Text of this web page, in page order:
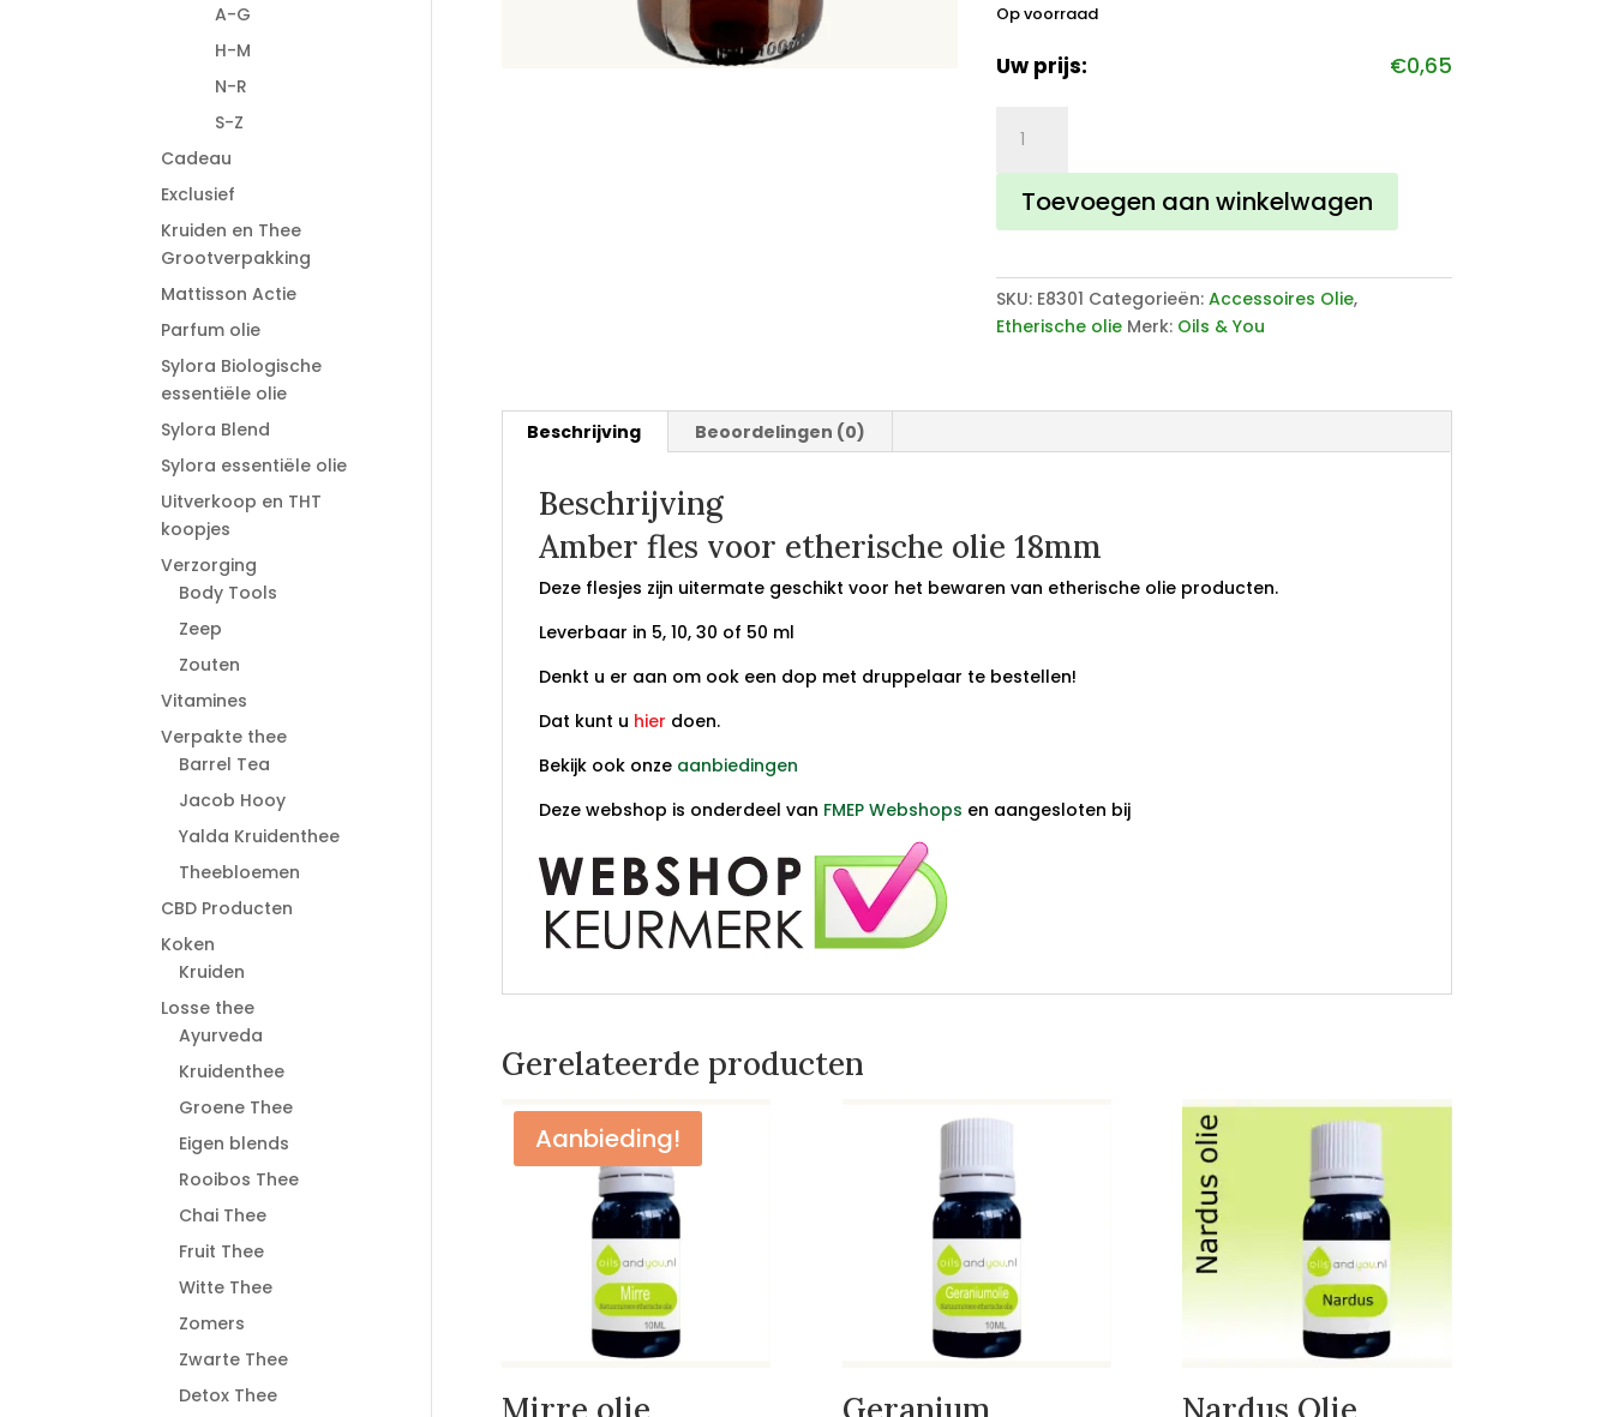
Op voorraad
Uw prijs: €0,65
fles
voor
etherische
olie
aantal
Toevoegen aan winkelwagen
SKU: E8301 Categorieën: Accessoires Olie,
Etherische olie Merk: Oils & You
Beschrijving Beoordelingen (0)
Beschrijving
Amber fles voor etherische olie 18mm
Deze flesjes zijn uitermate geschikt voor het bewaren van etherische olie producten.
Leverbaar in 5, 10, 30 of 50 ml
Denkt u er aan om ook een dop met druppelaar te bestellen!
Dat kunt u hier doen.
Bekijk ook onze aanbiedingen
Deze webshop is onderdeel van FMEP Webshops en aangesloten bij
Gerelateerde producten
Aanbieding!
A-G
H-M
N-R
S-Z
Cadeau
Exclusief
Kruiden en Thee
Grootverpakking
Mattisson Actie
Parfum olie
Sylora Biologische
essentiële olie
Sylora Blend
Sylora essentiële olie
Uitverkoop en THT
koopjes
Verzorging
Body Tools
Zeep
Zouten
Vitamines
Verpakte thee
Barrel Tea
Jacob Hooy
Yalda Kruidenthee
Theebloemen
CBD Producten
Koken
Kruiden
Losse thee
Ayurveda
Kruidenthee
Groene Thee
Eigen blends
Rooibos Thee
Chai Thee
Fruit Thee
Witte Thee
Zomers
Zwarte Thee
Detox Thee